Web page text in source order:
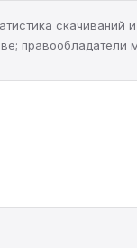
правообладатели